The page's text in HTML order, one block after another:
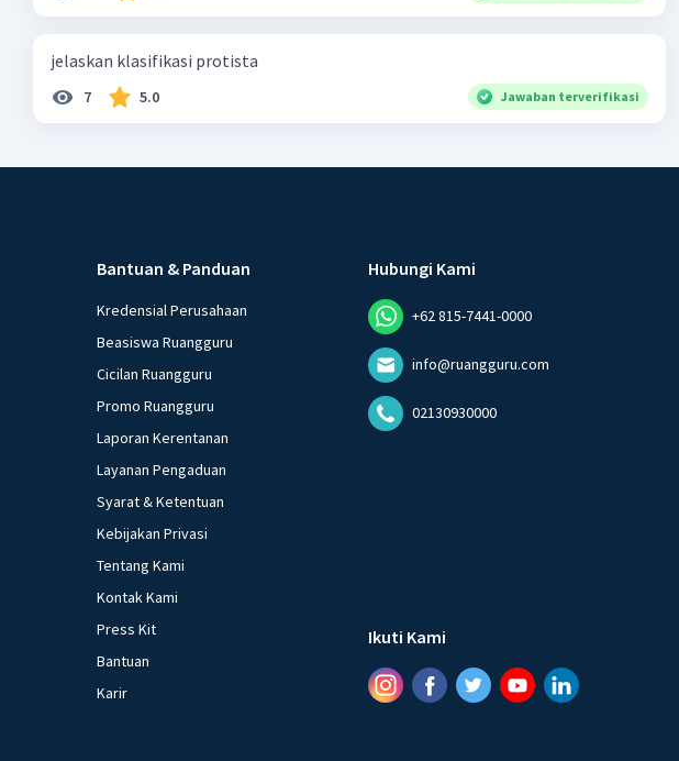
jelaskan klasifikasi protista
7 5.0 Jawaban terverifikasi
Bantuan & Panduan
Kredensial Perusahaan
Beasiswa Ruangguru
Cicilan Ruangguru
Promo Ruangguru
Laporan Kerentanan
Layanan Pengaduan
Syarat & Ketentuan
Kebijakan Privasi
Tentang Kami
Kontak Kami
Press Kit
Bantuan
Karir
Hubungi Kami
+62 815-7441-0000
info@ruangguru.com
02130930000
Ikuti Kami